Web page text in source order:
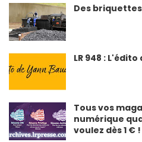
Des
LR 948 :
Tous vos
numérique
voulez dès 1 € !